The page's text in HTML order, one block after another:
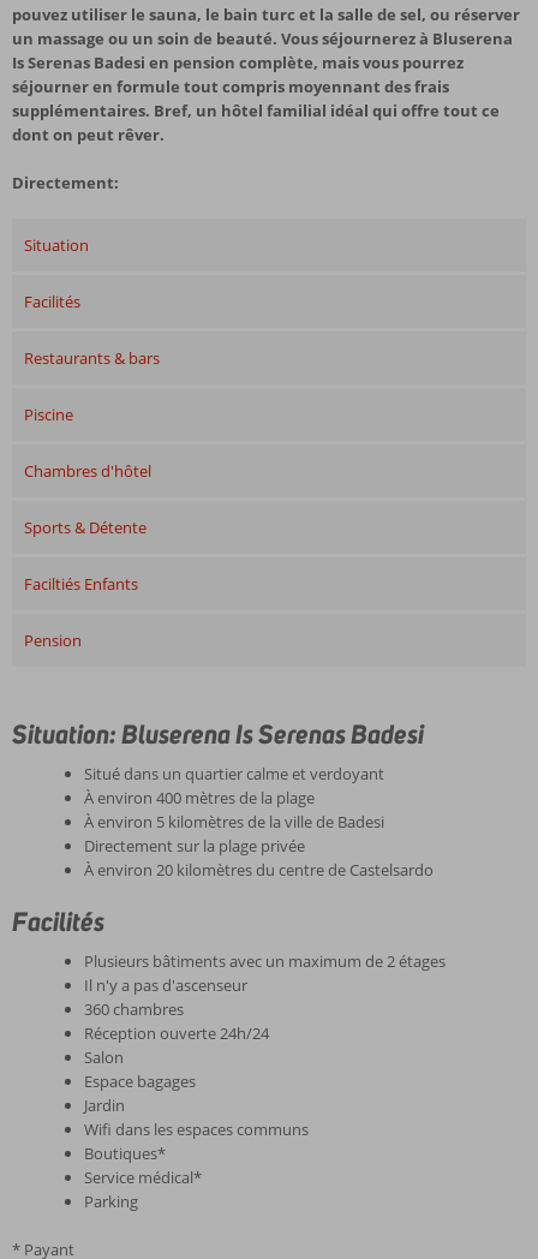
pouvez utiliser le sauna, le bain turc et la salle de sel, ou réserver
un massage ou un soin de beauté. Vous séjournerez à Bluserena
Is Serenas Badesi en pension complète, mais vous pourrez
séjourner en formule tout compris moyennant des frais
supplémentaires. Bref, un hôtel familial idéal qui offre tout ce
dont on peut rêver.
Directement:
Situation
Facilités
Restaurants & bars
Piscine
Chambres d'hôtel
Sports & Détente
Faciltiés Enfants
Pension
Situation: Bluserena Is Serenas Badesi
Situé dans un quartier calme et verdoyant
À environ 400 mètres de la plage
À environ 5 kilomètres de la ville de Badesi
Directement sur la plage privée
À environ 20 kilomètres du centre de Castelsardo
Facilités
Plusieurs bâtiments avec un maximum de 2 étages
Il n'y a pas d'ascenseur
360 chambres
Réception ouverte 24h/24
Salon
Espace bagages
Jardin
Wifi dans les espaces communs
Boutiques*
Service médical*
Parking
* Payant